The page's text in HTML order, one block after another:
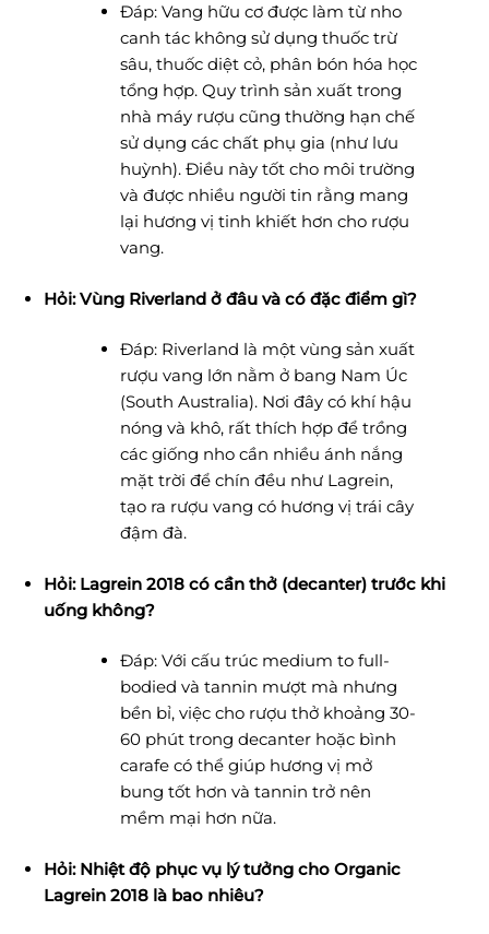
Đáp: Vang hữu cơ được làm từ nho
canh tác không sử dụng thuốc trừ
sâu, thuốc diệt cỏ, phân bón hóa học
tổng hợp. Quy trình sản xuất trong
nhà máy rượu cũng thường hạn chế
sử dụng các chất phụ gia (như lưu
huỳnh). Điều này tốt cho môi trường
và được nhiều người tin rằng mang
lại hương vị tinh khiết hơn cho rượu
vang.
Hỏi: Vùng Riverland ở đâu và có đặc điểm gì?
Đáp: Riverland là một vùng sản xuất
rượu vang lớn nằm ở bang Nam Úc
(South Australia). Nơi đây có khí hậu
nóng và khô, rất thích hợp để trồng
các giống nho cần nhiều ánh nắng
mặt trời để chín đều như Lagrein,
tạo ra rượu vang có hương vị trái cây
đậm đà.
Hỏi: Lagrein 2018 có cần thở (decanter) trước khi
uống không?
Đáp: Với cấu trúc medium to full-
bodied và tannin mượt mà nhưng
bền bỉ, việc cho rượu thở khoảng 30-
60 phút trong decanter hoặc bình
carafe có thể giúp hương vị mở
bung tốt hơn và tannin trở nên
mềm mại hơn nữa.
Hỏi: Nhiệt độ phục vụ lý tưởng cho Organic
Lagrein 2018 là bao nhiêu?